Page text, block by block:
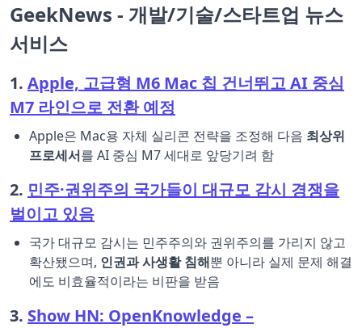
GeekNews - 개발/기술/스타트업 뉴스
서비스
1. Apple, 고급형 M6 Mac 칩 건너뛰고 AI 중심
M7 라인으로 전환 예정
Apple은 Mac용 자체 실리콘 전략을 조정해 다음 최상위
프로세서를 AI 중심 M7 세대로 앞당기려 함
2. 민주·권위주의 국가들이 대규모 감시 경쟁을
벌이고 있음
국가 대규모 감시는 민주주의와 권위주의를 가리지 않고
확산됐으며, 인권과 사생활 침해뿐 아니라 실제 문제 해결
에도 비효율적이라는 비판을 받음
3. Show HN: OpenKnowledge –